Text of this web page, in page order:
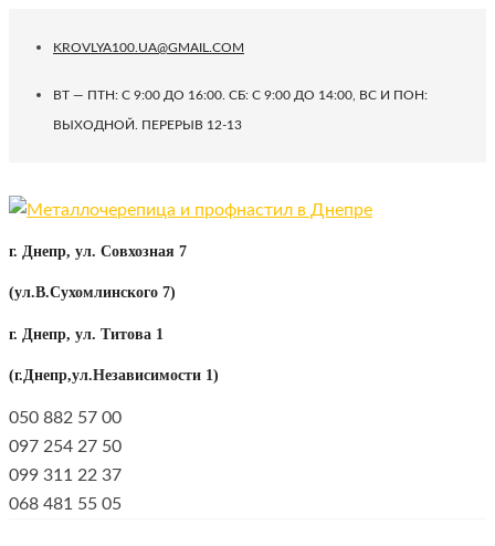
KROVLYA100.UA@GMAIL.COM
ВТ — ПТН: С 9:00 ДО 16:00. СБ: C 9:00 ДО 14:00, ВС И ПОН:
ВЫХОДНОЙ. ПЕРЕРЫВ 12-13
г. Днепр, ул. Совхозная 7
(ул.В.Сухомлинского 7)
г. Днепр, ул. Титова 1
(г.Днепр,ул.Независимости 1)
050 882 57 00
097 254 27 50
099 311 22 37
068 481 55 05